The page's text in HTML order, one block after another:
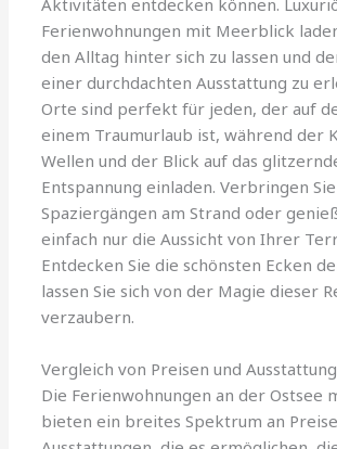
Ferienwohnungen mit Meerblick
den Alltag hinter sich zu lassen und
einer durchdachten Ausstattung zu
Orte sind perfekt für jeden, der auf
einem Traumurlaub ist, während der
Wellen und der Blick auf das
Entspannung einladen. Verbringen
Spaziergängen am Strand oder
einfach nur die Aussicht von Ihrer
Entdecken Sie die schönsten Ecken
lassen Sie sich von der Magie dieser
verzaubern.
Vergleich von Preisen und
Die Ferienwohnungen an der Ostsee
bieten ein breites Spektrum an